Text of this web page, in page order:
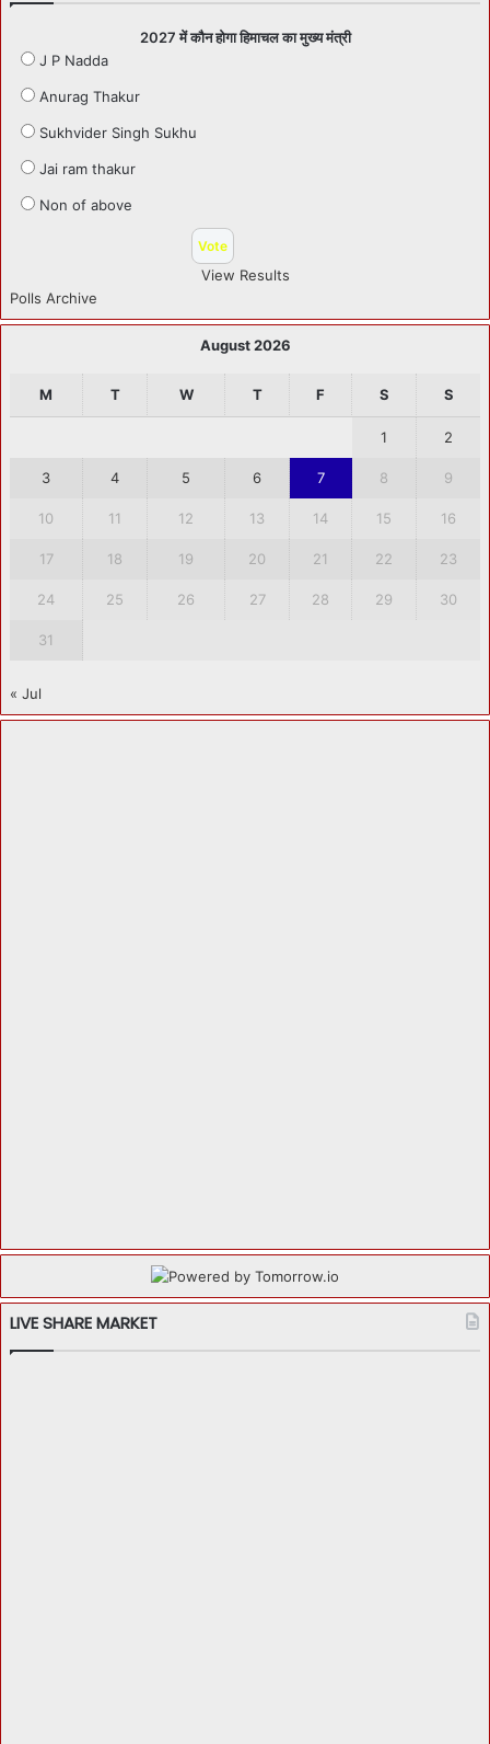
2027 में कौन होगा हिमाचल का मुख्य मंत्री
J P Nadda
Anurag Thakur
Sukhvider Singh Sukhu
Jai ram thakur
Non of above
View Results
Polls Archive
August 2026
M T W T F S S
1 2
3 4 5 6 7 8 9
10 11 12 13 14 15 16
17 18 19 20 21 22 23
24 25 26 27 28 29 30
31
« Jul
LIVE SHARE MARKET